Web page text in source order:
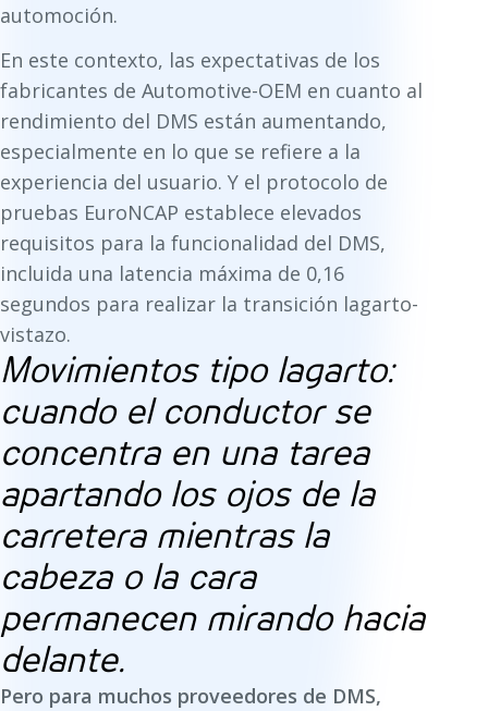
automoción.
En este contexto, las expectativas de los
fabricantes de Automotive-OEM en cuanto al
rendimiento del DMS están aumentando,
especialmente en lo que se refiere a la
experiencia del usuario. Y el protocolo de
pruebas EuroNCAP establece elevados
requisitos para la funcionalidad del DMS,
incluida una latencia máxima de 0,16
segundos para realizar la transición lagarto-
vistazo.
Movimientos tipo lagarto:
cuando el conductor se
concentra en una tarea
apartando los ojos de la
carretera mientras la
cabeza o la cara
permanecen mirando hacia
delante.
Pero para muchos proveedores de DMS,